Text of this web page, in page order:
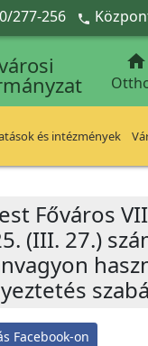
277-256 

és intézmények
Főváros
(III. 27.)
Facebook-on